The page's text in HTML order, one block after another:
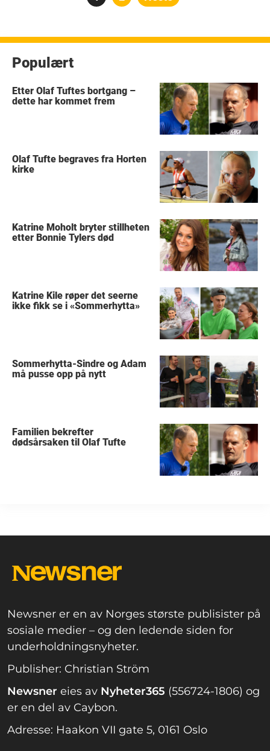
Populært
Etter Olaf Tuftes bortgang –
dette har kommet frem
Olaf Tufte begraves fra Horten
kirke
Katrine Moholt bryter stillheten
etter Bonnie Tylers død
Katrine Kile røper det seerne
ikke fikk se i «Sommerhytta»
Sommerhytta-Sindre og Adam
må pusse opp på nytt
Familien bekrefter
dødsårsaken til Olaf Tufte
Newsner er en av Norges største publisister på
sosiale medier – og den ledende siden for
underholdningsnyheter.
Publisher: Christian Ström
Newsner eies av Nyheter365 (556724-1806) og
er en del av Caybon.
Adresse: Haakon VII gate 5, 0161 Oslo